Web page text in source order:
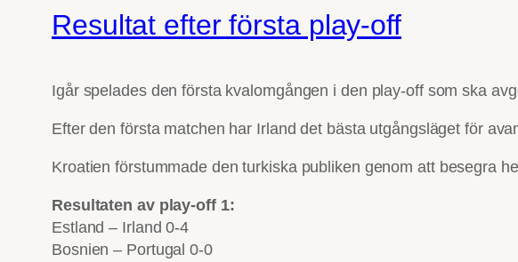
Resultat efter första play-off
Igår spelades den första kvalomgången i den play-off som ska
Efter den första matchen har Irland det bästa utgångsläget för
Kroatien förstummade den turkiska publiken genom att besegra
Resultaten av play-off 1:
Estland – Irland 0-4
Bosnien – Portugal 0-0